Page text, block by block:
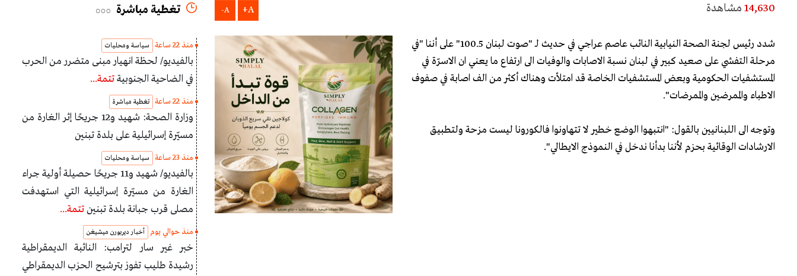
14,630 مشاهدة A+
A-
شدد رئيس لجنة الصحة النيابية النائب عاصم عراجي في حديث لـ "صوت لبنان 100.5" على أننا "في
مرحلة التفشي على صعيد كبير في لبنان نسبة الاصابات والوفيات الى ارتفاع ما يعني ان الاسرّة في
المستشفيات الحكومية وبعض المستشفيات الخاصة قد امتلأت وهناك أكثر من الف اصابة في صفوف
الاطباء والممرضين والممرضات".
وتوجه الى اللبنانيين بالقول: "انتبهوا الوضع خطير لا تتهاونوا فالكورونا ليست مزحة ولتطبيق
الارشادات الوقائية بحزم لأننا بدأنا ندخل في النموذج الايطالي".
تغطية مباشرة
منذ 22 ساعة سياسة ومحليات
بالفيديو/ لحظة انهيار مبنى متضرر من الحرب
في الضاحية الجنوبيةتتمة...
منذ 22 ساعة تغطية مباشرة
وزارة الصحة: شهيد و12 جريحًا إثر الغارة من
مسيّرة إسرائيلية على بلدة تبنين
منذ 23 ساعة سياسة ومحليات
بالفيديو/ شهيد و11 جريحًا حصيلة أولية جراء
الغارة من مسيّرة إسرائيلية التي استهدفت
مصلى قرب جبانة بلدة تبنينتتمة...
منذ حوالي يوم أخبار ديربورن ميشيغن
خبر غير سار لترامب: النائبة الديمقراطية
رشيدة طليب تفوز بترشيح الحزب الديمقراطي